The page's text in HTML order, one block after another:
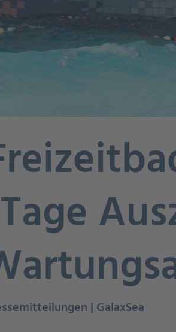
| GalaxSea